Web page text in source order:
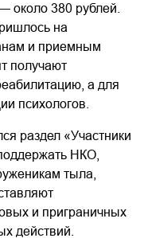
около 380 рублей.
на
и приемным
получают
а для
психологов.
раздел «Участники
НКО,
тыла,
и приграничных
действий.